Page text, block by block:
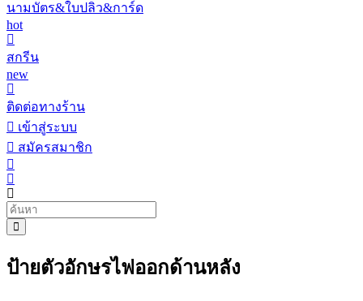
นามบัตร&ใบปลิว&การ์ด
hot
สกรีน
new
ติดต่อทางร้าน
เข้าสู่ระบบ
สมัครสมาชิก
ป้ายตัวอักษรไฟออกด้านหลัง